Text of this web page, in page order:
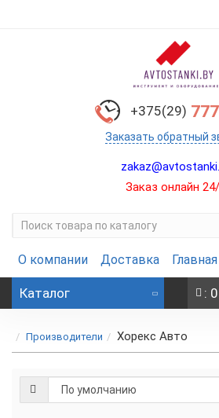
+375(29)
Заказать обратный
Заказ онлайн
О компании Доставка Главная
Каталог : 0
Производители Хорекс Авто